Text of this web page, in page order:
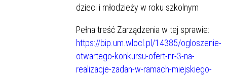
dzieci i młodzieży w roku szkolnym
Pełna treść Zarządzenia w tej sprawie:
https://bip.um.wlocl.pl/14385/ogloszenie-
otwartego-konkursu-ofert-nr-3-na-
realizacje-zadan-w-ramach-miejskiego-